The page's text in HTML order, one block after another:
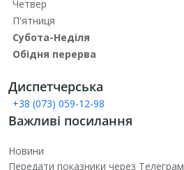
Четвер
П'ятниця
Субота-Неділя
Обідня перерва
Диспетчерська
+38 (073) 059-12-98
Важливі посилання
Новини
Передати показники через Телеграм